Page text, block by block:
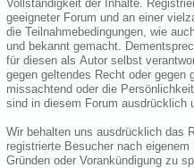
Vollständigkeit der Inhalte.
geeigneter Forum und an einer
die Teilnahmebedingungen, wie
und bekannt gemacht.
für diesen als Autor selbst
gegen geltendes Recht oder
missachtend oder die
sind in diesem Forum ausdrücklich
Wir behalten uns ausdrücklich das
registrierte Besucher nach
Gründen oder Vorankündigung zu